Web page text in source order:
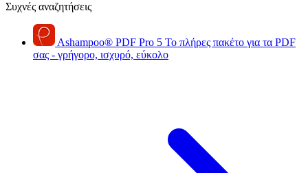
Συχνές αναζητήσεις
Ashampoo® PDF Pro 5 Το πλήρες πακέτο για τα PDF
σας - γρήγορο, ισχυρό, εύκολο